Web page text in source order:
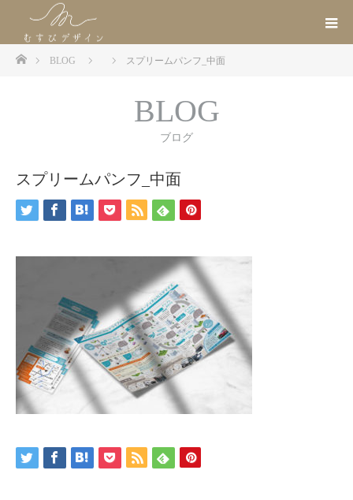
ホームBLOG スプリームパンフ_中面
BLOG
ブログ
スプリームパンフ_中面